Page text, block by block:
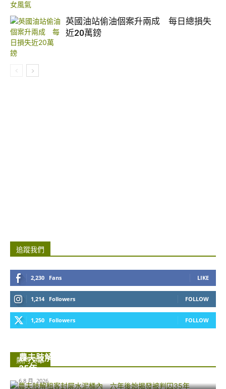
英國油站偷油個案升兩成 每日總損失
近20萬鎊
追蹤我們
2,230 Fans LIKE
1,214 Followers FOLLOW
1,250 Followers FOLLOW
熱門文章
農夫肢解租客封屍水泥桶內 六年後始揭發被判囚
35年...
6 8 月, 2026